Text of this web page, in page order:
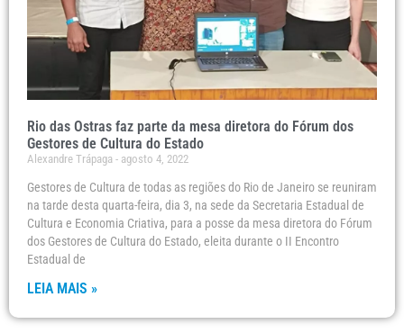
Rio das Ostras faz parte da mesa diretora do Fórum dos
Gestores de Cultura do Estado
Alexandre Trápaga agosto 4, 2022
Gestores de Cultura de todas as regiões do Rio de Janeiro se reuniram
na tarde desta quarta-feira, dia 3, na sede da Secretaria Estadual de
Cultura e Economia Criativa, para a posse da mesa diretora do Fórum
dos Gestores de Cultura do Estado, eleita durante o II Encontro
Estadual de
LEIA MAIS »